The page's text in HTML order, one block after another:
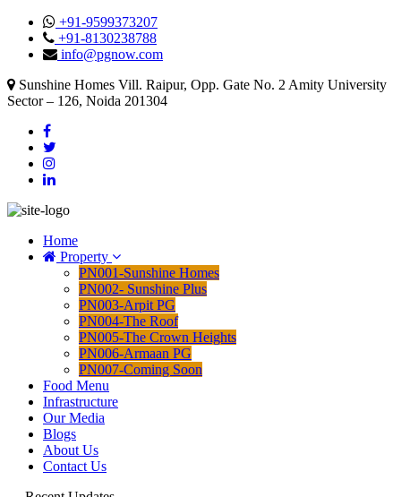
+91-9599373207
+91-8130238788
info@pgnow.com
Sunshine Homes Vill. Raipur, Opp. Gate No. 2 Amity University
Sector – 126, Noida 201304
Home
Property
PN001-Sunshine Homes
PN002- Sunshine Plus
PN003-Arpit PG
PN004-The Roof
PN005-The Crown Heights
PN006-Armaan PG
PN007-Coming Soon
Food Menu
Infrastructure
Our Media
Blogs
About Us
Contact Us